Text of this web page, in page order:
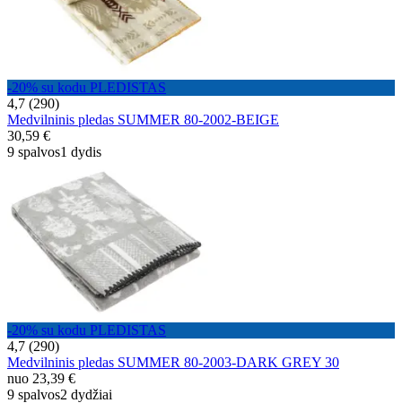
-20% su kodu PLEDISTAS
4,7 (290)
Medvilninis pledas SUMMER 80-2002-BEIGE
30,59 €
9 spalvos1 dydis
-20% su kodu PLEDISTAS
4,7 (290)
Medvilninis pledas SUMMER 80-2003-DARK GREY 30
nuo 23,39 €
9 spalvos2 dydžiai